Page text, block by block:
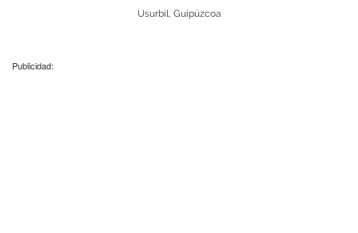
Usurbil, Guipúzcoa
Publicidad: